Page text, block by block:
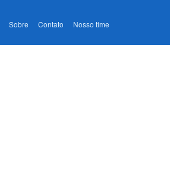
Sobre Contato Nosso time